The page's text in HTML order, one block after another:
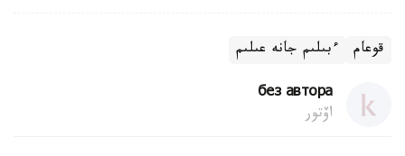
قوعام ءبىلىم جانە عىلىم
без автора
اۆتور